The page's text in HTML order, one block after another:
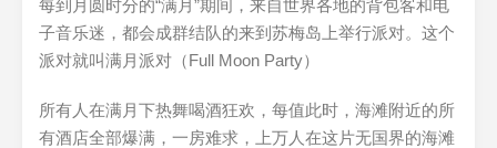
每到月圆时分的“满月”期间，来自世界各地的背包客和电
子音乐迷，都会成群结队的来到苏梅岛上举行派对。这个
派对就叫满月派对（Full Moon Party）
所有人在满月下热舞喝酒狂欢，每值此时，海滩附近的所
有酒店全部爆满，一房难求，上万人在这片无国界的海滩